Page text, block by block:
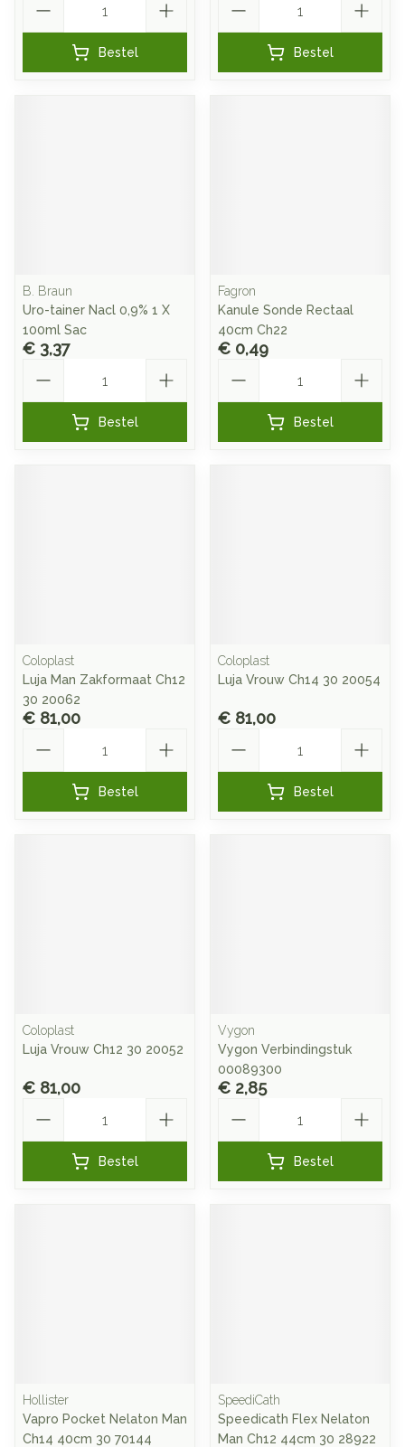
Bestel Bestel
B. Braun
Uro-tainer Nacl 0,9% 1 X
100ml Sac
€ 3,37
Bestel
Fagron
Kanule Sonde Rectaal
40cm Ch22
€ 0,49
Bestel
Coloplast
Luja Man Zakformaat Ch12
30 20062
€ 81,00
Bestel
Coloplast
Luja Vrouw Ch14 30 20054
€ 81,00
Bestel
Coloplast
Luja Vrouw Ch12 30 20052
€ 81,00
Bestel
Vygon
Vygon Verbindingstuk
00089300
€ 2,85
Bestel
Hollister
Vapro Pocket Nelaton Man
Ch14 40cm 30 70144
SpeediCath
Speedicath Flex Nelaton
Man Ch12 44cm 30 28922